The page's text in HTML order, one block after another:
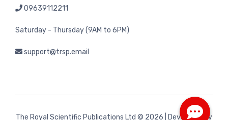
09639112211
Saturday - Thursday (9AM to 6PM)
support@trsp.email
The Royal Scientific Publications Ltd © 2026 | Developed by